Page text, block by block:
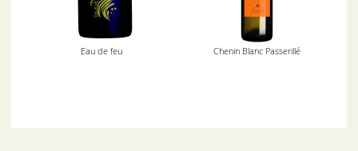
Eau de feu Chenin Blanc Passerillé